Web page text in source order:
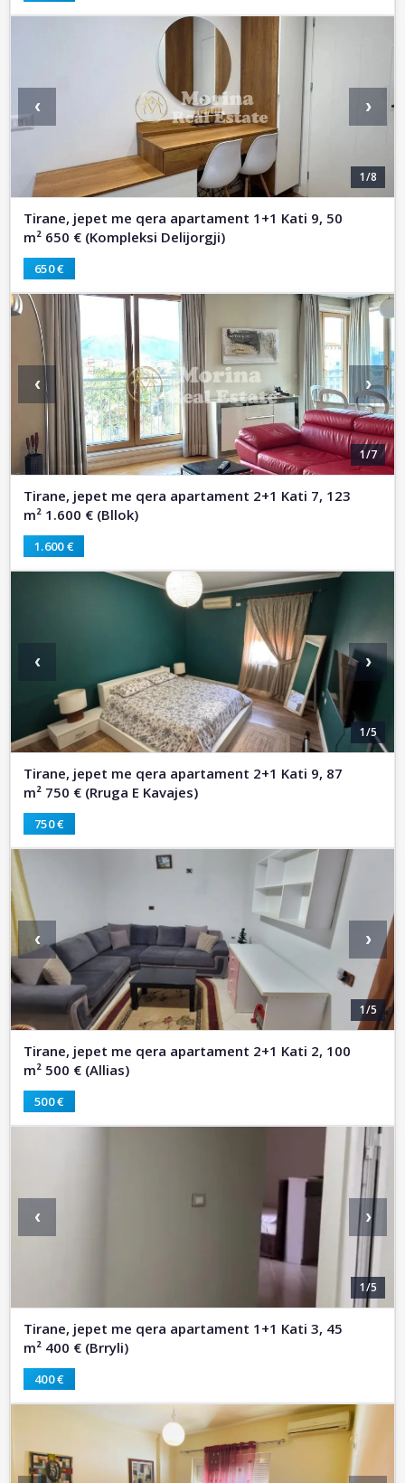
1/8
‹ ›
Tirane, jepet me qera apartament 1+1 Kati 9, 50
m² 650 € (Kompleksi Delijorgji)
650 €
1/7
‹ ›
Tirane, jepet me qera apartament 2+1 Kati 7, 123
m² 1.600 € (Bllok)
1.600 €
1/5
‹ ›
Tirane, jepet me qera apartament 2+1 Kati 9, 87
m² 750 € (Rruga E Kavajes)
750 €
1/5
‹ ›
Tirane, jepet me qera apartament 2+1 Kati 2, 100
m² 500 € (Allias)
500 €
1/5
‹ ›
Tirane, jepet me qera apartament 1+1 Kati 3, 45
m² 400 € (Brryli)
400 €